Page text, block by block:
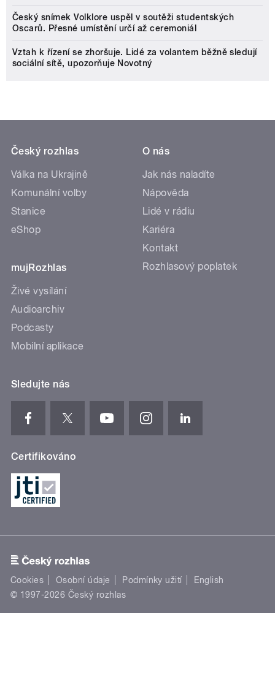
Český snímek Volklore uspěl v soutěži studentských
Oscarů. Přesné umístění určí až ceremoniál
Vztah k řízení se zhoršuje. Lidé za volantem běžně sledují
sociální sítě, upozorňuje Novotný
Český rozhlas
Válka na Ukrajině
Komunální volby
Stanice
eShop
mujRozhlas
Živé vysílání
Audioarchiv
Podcasty
Mobilní aplikace
O nás
Jak nás naladíte
Nápověda
Lidé v rádiu
Kariéra
Kontakt
Rozhlasový poplatek
Sledujte nás
Certifikováno
Cookies Osobní údaje Podmínky užití
English
© 1997-2026 Český rozhlas